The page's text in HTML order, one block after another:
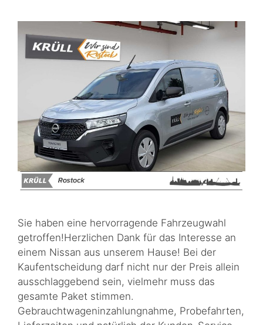
Sie haben eine hervorragende Fahrzeugwahl
getroffen!Herzlichen Dank für das Interesse an
einem Nissan aus unserem Hause! Bei der
Kaufentscheidung darf nicht nur der Preis allein
ausschlaggebend sein, vielmehr muss das
gesamte Paket stimmen.
Gebrauchtwageninzahlungnahme, Probefahrten,